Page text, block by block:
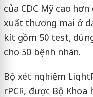
của CDC Mỹ cao
xuất thương mại ở
kít gồm 50 test,
cho 50 bệnh nhân.
Bộ xét nghiệm
rPCR, được Bộ